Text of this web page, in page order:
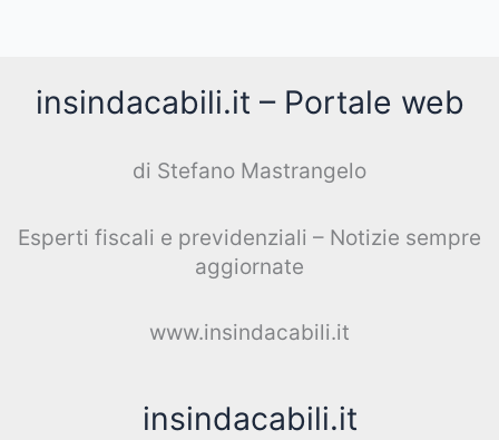
insindacabili.it – Portale web
di Stefano Mastrangelo
Esperti fiscali e previdenziali – Notizie sempre
aggiornate
www.insindacabili.it
insindacabili.it